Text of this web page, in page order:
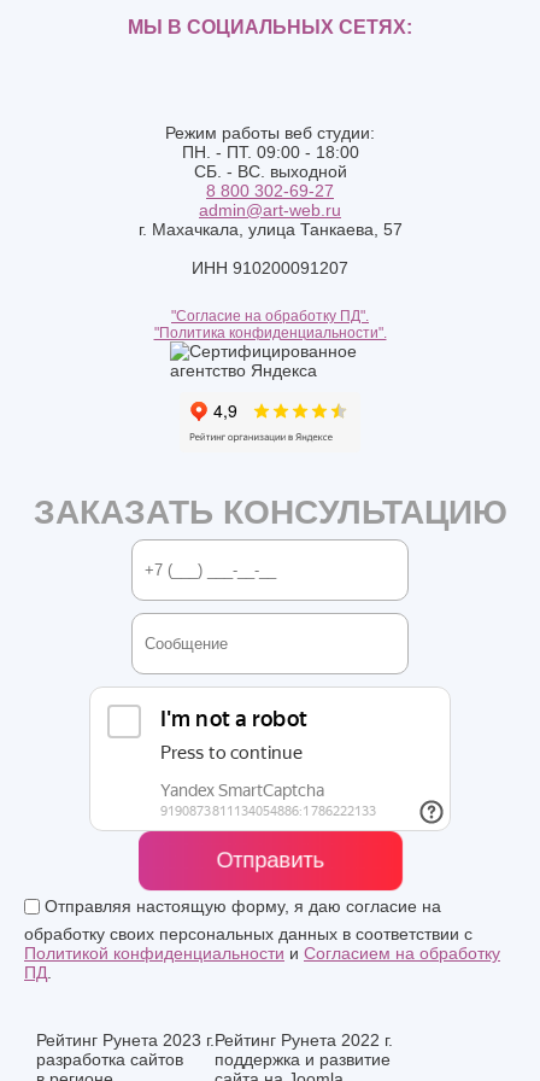
Режим работы веб студии:
ПН. - ПТ. 09:00 - 18:00
СБ. - ВС. выходной
8 800 302-69-27
admin@art-web.ru
г. Махачкала, улица Танкаева, 57
ИНН 910200091207
"Согласие на обработку ПД".
"Политика конфиденциальности".
МЫ В СОЦИАЛЬНЫХ СЕТЯХ:
ЗАКАЗАТЬ КОНСУЛЬТАЦИЮ
Отправить
Отправляя настоящую форму, я даю согласие на
обработку своих персональных данных в соответствии с
Политикой конфиденциальности и Согласием на обработку
ПД
Рейтинг Рунета 2023 г.
разработка сайтов
Рейтинг Рунета 2022 г.
поддержка и развитие